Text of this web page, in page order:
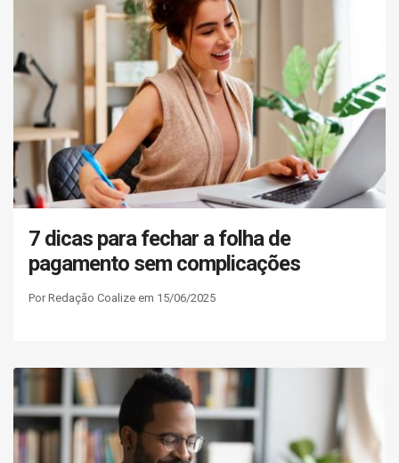
7 dicas para fechar a folha de
pagamento sem complicações
Por Redação Coalize em 15/06/2025